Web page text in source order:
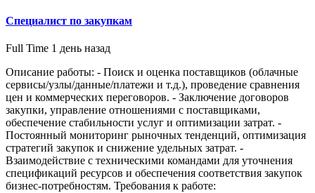
Специалист по закупкам
Full Time 1 день назад
Описание работы: - Поиск и оценка поставщиков (облачные
сервисы/узлы/данные/платежи и т.д.), проведение сравнения
цен и коммерческих переговоров. - Заключение договоров
закупки, управление отношениями с поставщиками,
обеспечение стабильности услуг и оптимизации затрат. -
Постоянный мониторинг рыночных тенденций, оптимизация
стратегий закупок и снижение удельных затрат. -
Взаимодействие с техническими командами для уточнения
спецификаций ресурсов и обеспечения соответствия закупок
бизнес-потребностям. Требования к работе: